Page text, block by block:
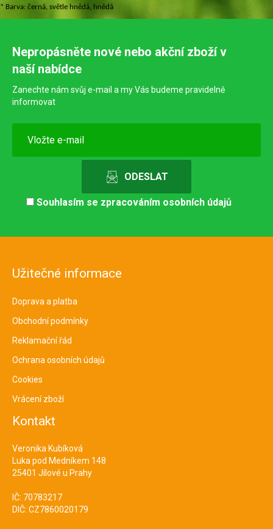
* Barva: černá, světle hnědá, hnědá
Nepropásněte nové nebo akční zboží v
naší nabídce
Zanechte nám svůj e-mail a my Vás budeme pravidelně
informovat
Souhlasím se zpracováním osobních údajů
Užitečné informace
Doprava a platba
Obchodní podmínky
Reklamační řád
Ochrana osobních údajů
Cookies
Vrácení zboží
Kontakt
Veronika Kubíková
Luka pod Medníkem 148
25401 Jílové u Prahy
IČ: 70783217
DIČ: CZ7860020179